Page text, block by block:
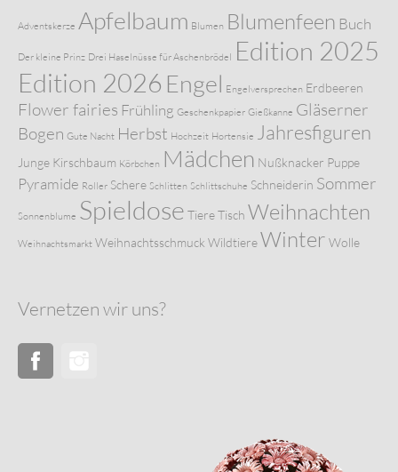
Adventskerze Apfelbaum Blumen Blumenfeen Buch
Der kleine Prinz Drei Haselnüsse für Aschenbrödel Edition 2025
Edition 2026 Engel Engelversprechen Erdbeeren
Flower fairies Frühling Geschenkpapier Gießkanne Gläserner
Bogen Gute Nacht Herbst Hochzeit Hortensie Jahresfiguren
Junge Kirschbaum Körbchen Mädchen Nußknacker Puppe
Pyramide Roller Schere Schlitten Schlittschuhe Schneiderin Sommer
Sonnenblume Spieldose TiereTisch Weihnachten
Weihnachtsmarkt Weihnachtsschmuck WildtiereWinter Wolle
Vernetzen wir uns?